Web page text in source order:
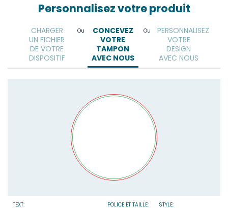
Personnalisez votre produit
CHARGER
UN FICHIER
DE VOTRE
DISPOSITIF
Ou
CONCEVEZ
VOTRE
TAMPON
AVEC NOUS
TEXT: POLICE ET TAILLE: STYLE:
Ou
PERSONNALISEZ
VOTRE
DESIGN
AVEC NOUS